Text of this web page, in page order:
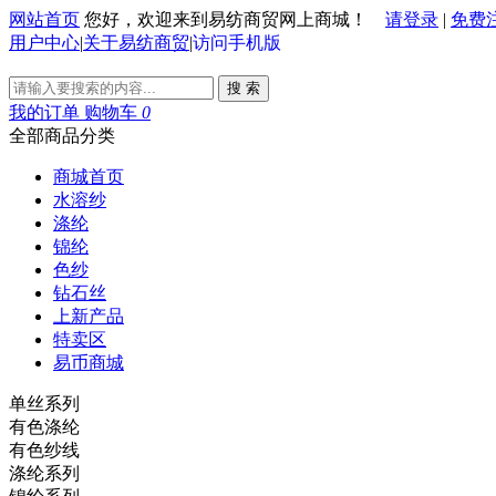
网站首页 您好，欢迎来到易纺商贸网上商城！ 请登录 | 免费
用户中心|关于易纺商贸|访问手机版
搜 索
我的订单 购物车 0
全部商品分类
商城首页
水溶纱
涤纶
锦纶
色纱
钻石丝
上新产品
特卖区
易币商城
单丝系列
有色涤纶
有色纱线
涤纶系列